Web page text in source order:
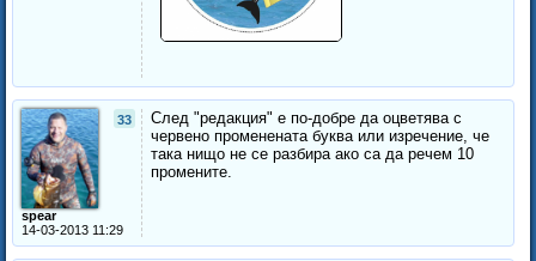
33
spear
14-03-2013 11:29
След "редакция" е по-добре да оцветява с
червено променената буква или изречение, че
така нищо не се разбира ако са да речем 10
промените.